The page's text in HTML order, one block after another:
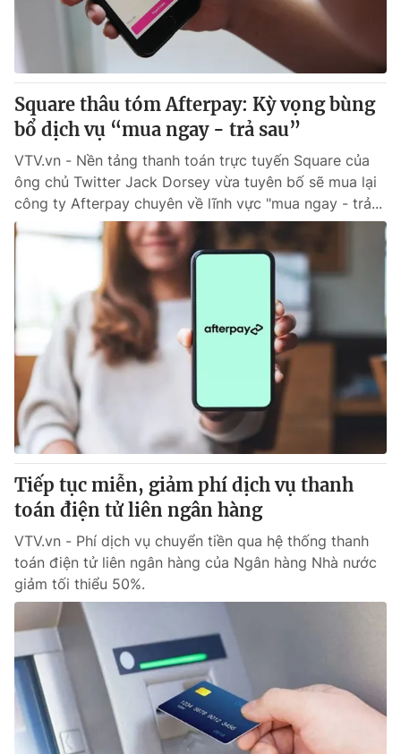
Thị trường 24h Tấm lòng Việt
VTV4 Vươn mình bằng AI
VTV9 VTV8
Liên hệ tòa soạn English
Theo dõi báo trên
Cơ quan chủ quản:Đài Truyền hình Việt Nam
Cơ quan báo chí:
Giấy phép hoạt động báo in và báo điện tử số 483/GP-BTTTT
cấp ngày 29/12/2023
Tổng Biên tập:Vũ Thanh Thủy
Phó Tổng Biên tập:Nguyễn Thị Mỹ Hạnh, Phạm Quốc Thắng,
Nguyễn Trọng Ninh
Tổng đài VTV:
024.38 355 931 - 024.38 355 932
Ðiện thoại Thời báo VTV: 024.66 897 897
Email: toasoan@vtv.vn
Liên hệ quảng cáo:024-7300.7108
Square thâu tóm Afterpay: Kỳ vọng bùng
bổ dịch vụ “mua ngay - trả sau”
VTV.vn - Nền tảng thanh toán trực tuyến Square của
ông chủ Twitter Jack Dorsey vừa tuyên bố sẽ mua lại
công ty Afterpay chuyên về lĩnh vực "mua ngay - trả...
Tiếp tục miễn, giảm phí dịch vụ thanh
toán điện tử liên ngân hàng
VTV.vn - Phí dịch vụ chuyển tiền qua hệ thống thanh
toán điện tử liên ngân hàng của Ngân hàng Nhà nước
giảm tối thiểu 50%.